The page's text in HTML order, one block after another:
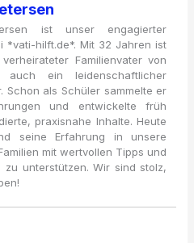
ist unser engagierter
*vati-hilft.de*. Mit 32 Jahren ist
Familienvater von
auch ein leidenschaftlicher
Schon als Schüler sammelte er
und entwickelte früh
praxisnahe Inhalte. Heute
seine Erfahrung in unsere
mit wertvollen Tipps und
zu unterstützen. Wir sind stolz,